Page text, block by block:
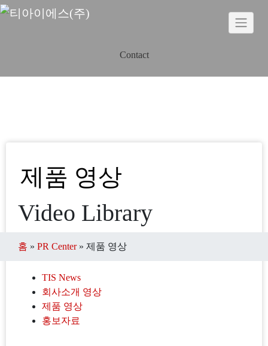
Skip
Contact
제품 영상
Video Library
홈 » PR Center» 제품 영상
TIS News
회사소개 영상
제품 영상
홍보자료